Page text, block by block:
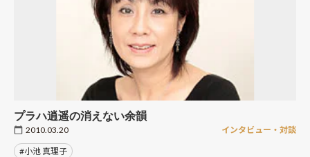
プラハ逍遥の消えない余韻
2010.03.20 インタビュー・対談
#小池 真理子